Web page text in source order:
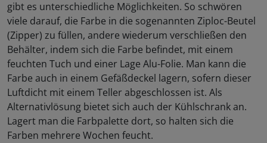
gibt es unterschiedliche Möglichkeiten. So schwören
viele darauf, die Farbe in die sogenannten Ziploc-Beutel
(Zipper) zu füllen, andere wiederum verschließen den
Behälter, indem sich die Farbe befindet, mit einem
feuchten Tuch und einer Lage Alu-Folie. Man kann die
Farbe auch in einem Gefäßdeckel lagern, sofern dieser
Luftdicht mit einem Teller abgeschlossen ist. Als
Alternativlösung bietet sich auch der Kühlschrank an.
Lagert man die Farbpalette dort, so halten sich die
Farben mehrere Wochen feucht.